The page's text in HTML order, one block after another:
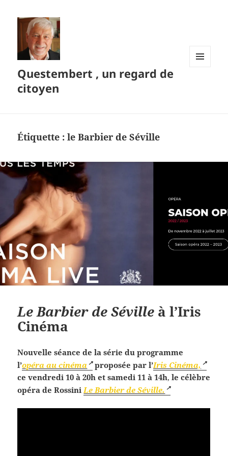
Questembert , un regard de
citoyen
Étiquette :le Barbier de Séville
Le Barbier de Séville à l’Iris
Cinéma
Nouvelle séance de la série du programme
l’opéra au cinéma proposée par l’Iris Cinéma,
ce vendredi 10 à 20h et samedi 11 à 14h,le célèbre
opéra de Rossini Le Barbier de Séville.